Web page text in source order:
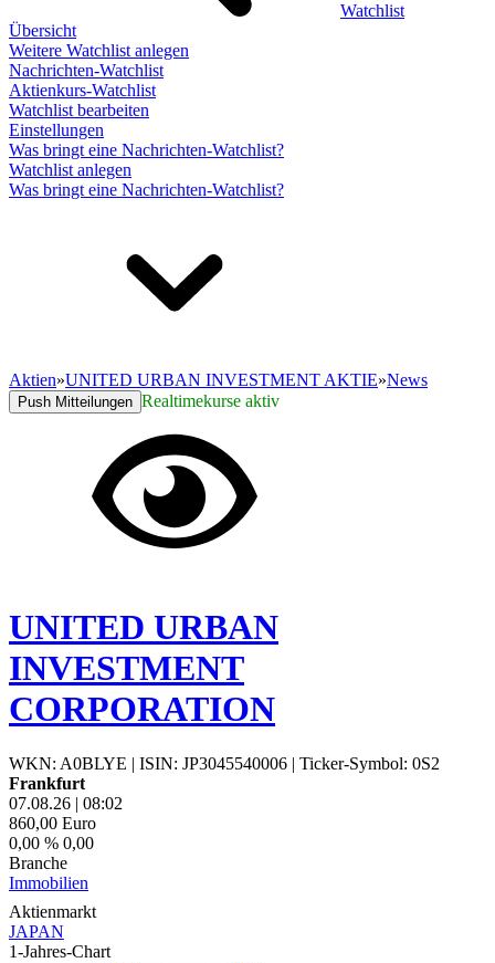
Watchlist
Übersicht
Weitere Watchlist anlegen
Nachrichten-Watchlist
Aktienkurs-Watchlist
Watchlist bearbeiten
Einstellungen
Was bringt eine Nachrichten-Watchlist?
Watchlist anlegen
Was bringt eine Nachrichten-Watchlist?
Aktien»UNITED URBAN INVESTMENT AKTIE»News
Push Mitteilungen Realtimekurse aktiv
UNITED URBAN
INVESTMENT
CORPORATION
WKN: A0BLYE | ISIN: JP3045540006 | Ticker-Symbol: 0S2
Frankfurt
07.08.26 | 08:02
860,00 Euro
0,00 % 0,00
Branche
Immobilien
Aktienmarkt
JAPAN
1-Jahres-Chart